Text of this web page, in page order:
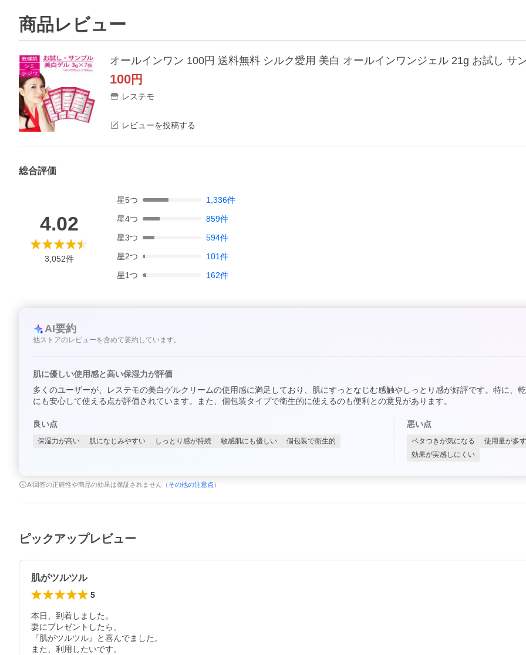
商品レビュー
100円
レステモ
レビューを投稿する
総合評価
4.02
3,052件
星5つ 1,336件
星4つ 859件
星3つ 594件
星2つ 101件
星1つ 162件
AI要約
他ストアのレビューを含めて要約しています。
肌に優しい使用感と高い保湿力が評価
多くのユーザーが、レステモの美白ゲルクリームの使用感に満足しており、肌にすっとなじむ感触やしっとり感が好評です。特に、
にも安心して使える点が評価されています。また、個包装タイプで衛生的に使えるのも便利との意見があります。
良い点
保湿力が高い 肌になじみやすい しっとり感が持続 敏感肌にも優しい 個包装で衛生的
悪い点
ベタつきが気になる 使用量が多
効果が実感しにくい
AI回答の正確性や商品の効果は保証されません（ その他の注意点 ）
ピックアップレビュー
肌がツルツル
5
本日、到着しました。
妻にプレゼントしたら、
『肌がツルツル』と喜んでました。
また、利用したいです。